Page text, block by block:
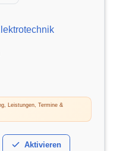
Leistungen, Termine &
Aktivieren